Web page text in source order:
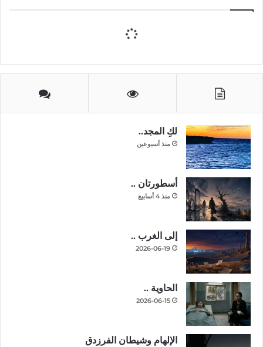
لكِ المجد..
منذ أسبوعين
أسطورتان ..
منذ 4 أسابيع
إلى الغرب ..
2026-06-19
الحاوية ..
2026-06-15
الإلهام وشيطان الفرزدق